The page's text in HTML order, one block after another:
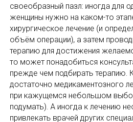
своеобразный пазл: иногда для
женщины нужно на каком-то
хирургическое лечение (и
объём операции), а затем
терапию для достижения
то может понадобиться
прежде чем подбирать терапию.
достаточно медикаментозного
при кажущемся небольшом
подумать). А иногда к лечению
привлекать врачей других